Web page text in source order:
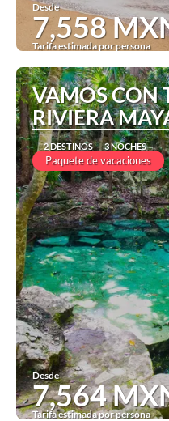
Desde
7,558
Tarifa estimada por persona
VAMOS CON
RIVIERA
2 DESTINOS 3 NOCHES
Paquete de vacaciones
Desde
7,564
Tarifa estimada por persona